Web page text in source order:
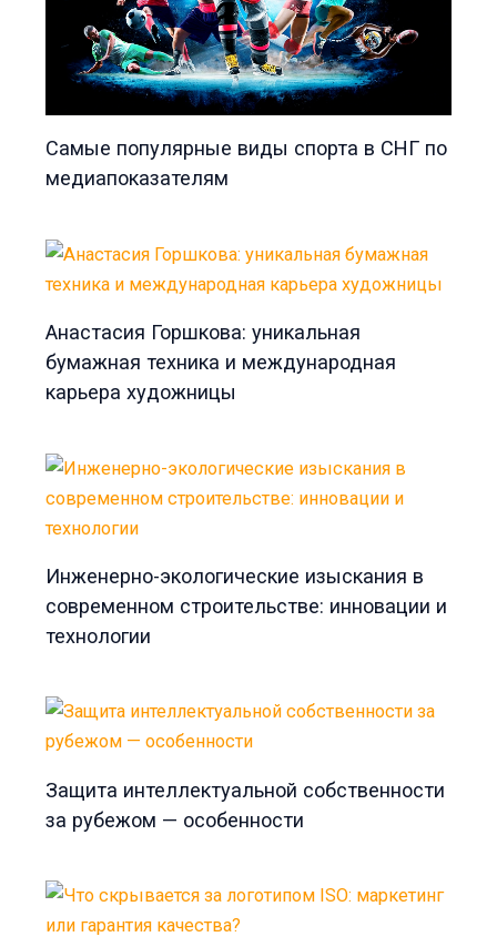
Самые популярные виды спорта в СНГ по
медиапоказателям
Анастасия Горшкова: уникальная
бумажная техника и международная
карьера художницы
Инженерно-экологические изыскания в
современном строительстве: инновации и
технологии
Защита интеллектуальной собственности
за рубежом — особенности